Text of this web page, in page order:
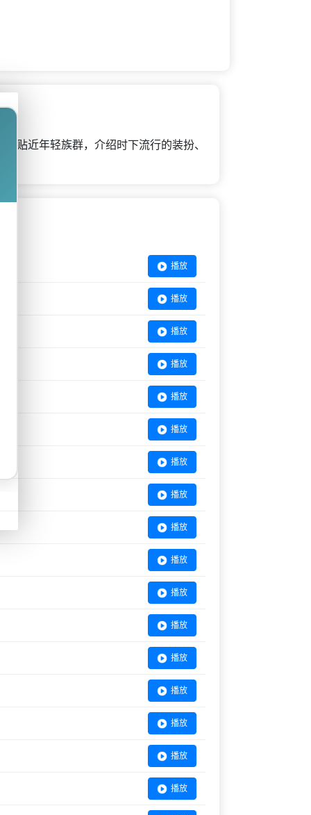
贴近年轻族群，介绍时下流行的装扮、
播放
播放
播放
播放
播放
播放
播放
播放
播放
播放
播放
播放
播放
播放
播放
播放
播放